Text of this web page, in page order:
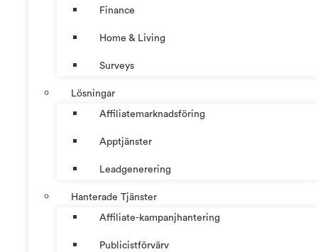
Finance
Home & Living
Surveys
Lösningar
Affiliatemarknadsföring
Apptjänster
Leadgenerering
Hanterade Tjänster
Affiliate-kampanjhantering
Publicistförvärv